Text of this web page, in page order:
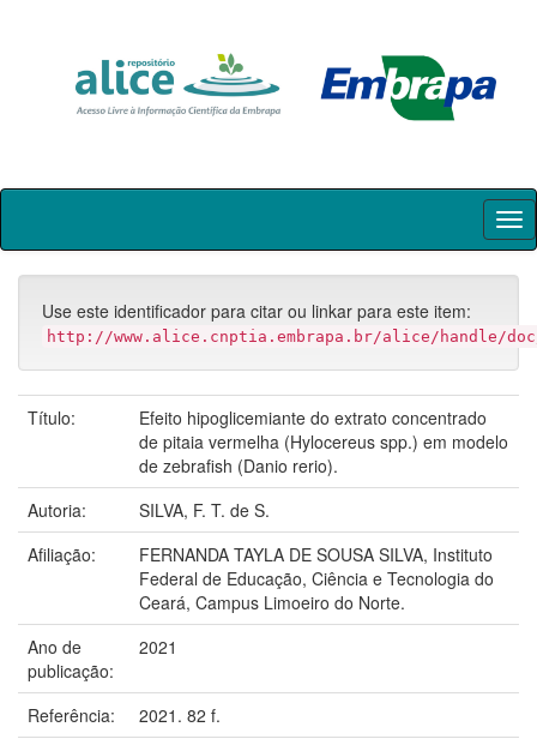
Skip
Use este identificador para citar ou linkar para este item:
http://www.alice.cnptia.embrapa.br/alice/handle/doc/
Título:
Efeito hipoglicemiante do extrato concentrado
de pitaia vermelha (Hylocereus spp.) em modelo
de zebrafish (Danio rerio).
Autoria:
SILVA, F. T. de S.
Afiliação:
FERNANDA TAYLA DE SOUSA SILVA, Instituto
Federal de Educação, Ciência e Tecnologia do
Ceará, Campus Limoeiro do Norte.
Ano de
publicação:
2021
Referência:
2021. 82 f.